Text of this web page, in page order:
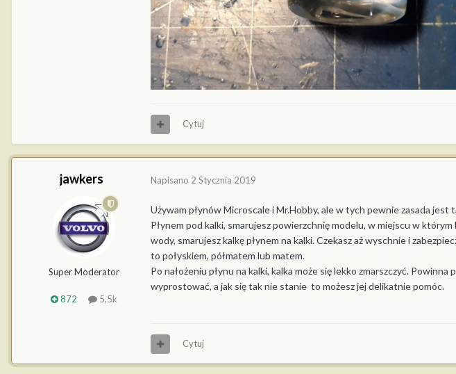
Cytuj
jawkers
Super Moderator
872 5,5k
Napisano 2 Stycznia 2019
Używam płynów Microscale i Mr.Hobby, ale w tych pewnie zasada jest
Płynem pod kalki, smarujesz powierzchnię modelu, w miejscu w
wody, smarujesz kalkę płynem na kalki. Czekasz aż wyschnie i
to połyskiem, półmatem lub matem.
Po nałożeniu płynu na kalki, kalka może się lekko zmarszczyć.
wyprostować, a jak się tak nie stanie to możesz jej delikatnie pomóc.
Cytuj